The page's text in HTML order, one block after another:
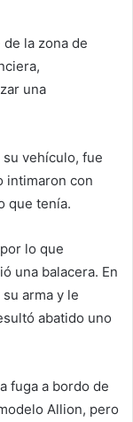
la zona de
una
vehículo, fue
intimaron con
que tenía.
lo que
una balacera. En
arma y le
abatido uno
fuga a bordo de
Allion, pero